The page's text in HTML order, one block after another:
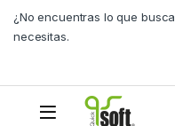
¿No encuentras lo que
necesitas.